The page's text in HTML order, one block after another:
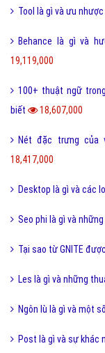
Tool là gì và ưu
Behance là gì và
19,119,000
100+ thuật ngữ
biết
18,607,000
Nét đặc trưng của
18,417,000
Desktop là gì và các
Seo phi là gì và
Tại sao từ GNITE
Les là gì và những
Ngôn lù là gì và một
Post là gì và sự khác